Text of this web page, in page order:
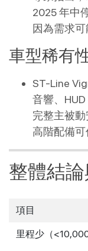
2025 年中
因為需求
車型稀有
ST-Line
音響、
完整主被
高階配備可
整體結
項目
里程少（